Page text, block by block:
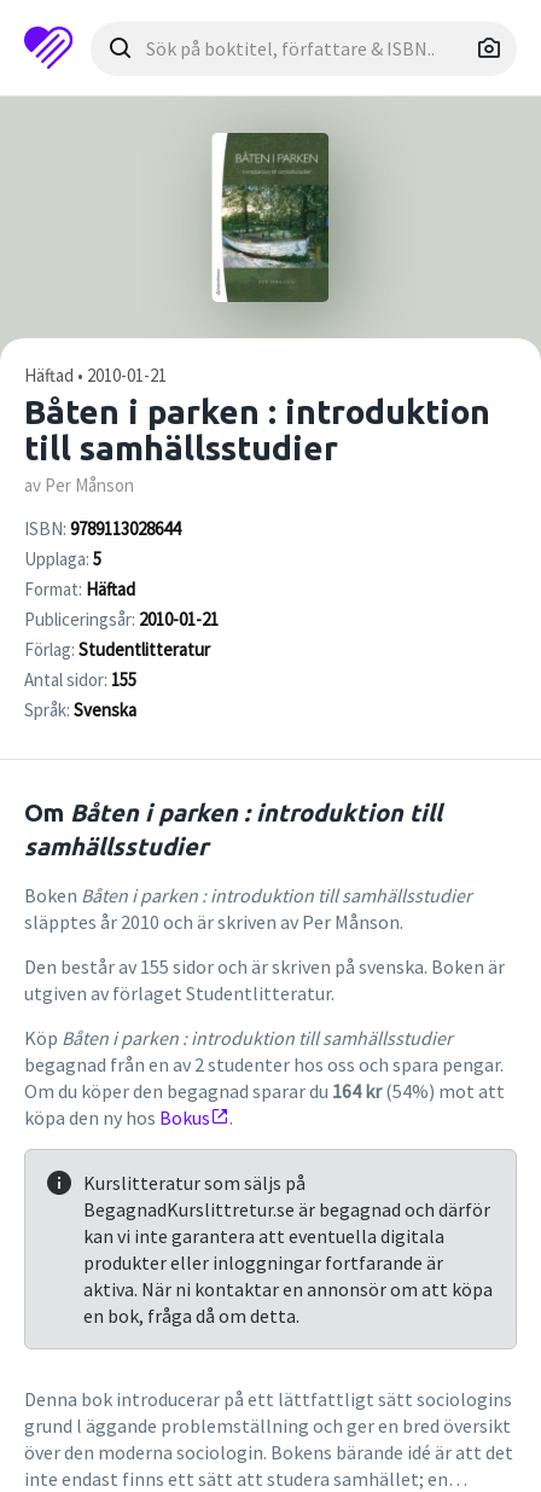
Häftad • 2010-01-21
Båten i parken : introduktion
till samhällsstudier
av Per Månson
ISBN: 9789113028644
Upplaga: 5
Format: Häftad
Publiceringsår: 2010-01-21
Förlag: Studentlitteratur
Antal sidor: 155
Språk: Svenska
Om Båten i parken : introduktion till
samhällsstudier
Boken Båten i parken : introduktion till samhällsstudier
släpptes år 2010 och är skriven av Per Månson.
Den består av 155 sidor och är skriven på svenska. Boken är
utgiven av förlaget Studentlitteratur.
Köp Båten i parken : introduktion till samhällsstudier
begagnad från en av 2 studenter hos oss och spara pengar.
Om du köper den begagnad sparar du 164 kr(54%) mot att
köpa den ny hos Bokus .
Kurslitteratur som säljs på
BegagnadKurslittretur.se är begagnad och därför
kan vi inte garantera att eventuella digitala
produkter eller inloggningar fortfarande är
aktiva. När ni kontaktar en annonsör om att köpa
en bok, fråga då om detta.
Denna bok introducerar på ett lättfattligt sätt sociologins
grund l äggande problemställning och ger en bred översikt
över den moderna sociologin. Bokens bärande idé är att det
inte endast finns ett sätt att studera samhället; en